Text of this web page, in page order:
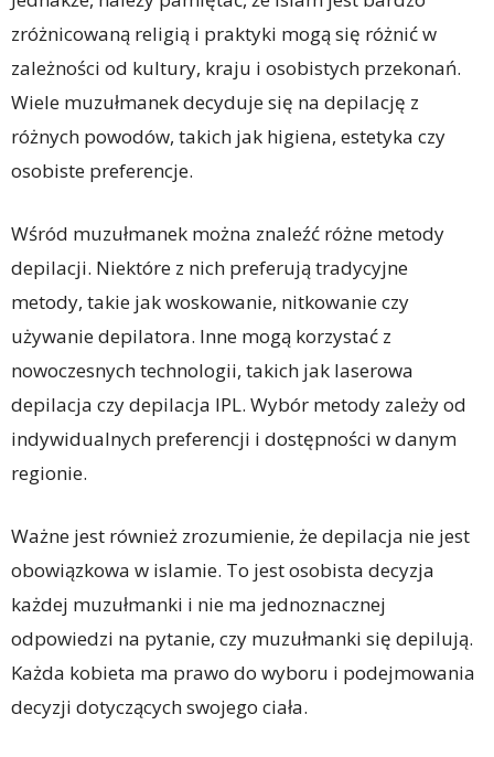
zróżnicowaną religią i praktyki mogą się różnić w
zależności od kultury, kraju i osobistych przekonań.
Wiele muzułmanek decyduje się na depilację z
różnych powodów, takich jak higiena, estetyka czy
osobiste preferencje.
Wśród muzułmanek można znaleźć różne metody
depilacji. Niektóre z nich preferują tradycyjne
metody, takie jak woskowanie, nitkowanie czy
używanie depilatora. Inne mogą korzystać z
nowoczesnych technologii, takich jak laserowa
depilacja czy depilacja IPL. Wybór metody zależy od
indywidualnych preferencji i dostępności w danym
regionie.
Ważne jest również zrozumienie, że depilacja nie jest
obowiązkowa w islamie. To jest osobista decyzja
każdej muzułmanki i nie ma jednoznacznej
odpowiedzi na pytanie, czy muzułmanki się depilują.
Każda kobieta ma prawo do wyboru i podejmowania
decyzji dotyczących swojego ciała.